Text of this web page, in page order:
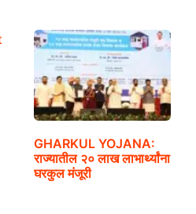
GHARKUL YOJANA:
राज्यातील २० लाख लाभार्थ्यांना
घरकुल मंजूरी